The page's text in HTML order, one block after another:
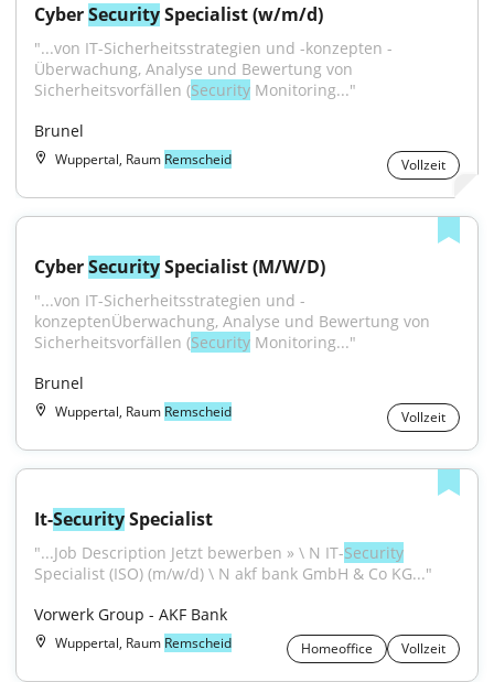
Cyber Security Specialist (w/m/d)
"...von IT-Sicherheitsstrategien und -konzepten -
Überwachung, Analyse und Bewertung von
Sicherheitsvorfällen (Security Monitoring..."
Brunel
Wuppertal, Raum Remscheid Vollzeit
Cyber Security Specialist (M/W/D)
"...von IT-Sicherheitsstrategien und -
konzeptenÜberwachung, Analyse und Bewertung von
Sicherheitsvorfällen (Security Monitoring..."
Brunel
Wuppertal, Raum Remscheid Vollzeit
It-Security Specialist
"...Job Description Jetzt bewerben » \ N IT-Security
Specialist (ISO) (m/w/d) \ N akf bank GmbH & Co KG..."
Vorwerk Group - AKF Bank
Wuppertal, Raum Remscheid Homeoffice Vollzeit